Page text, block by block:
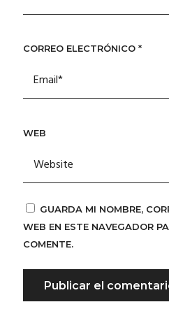
CORREO ELECTRÓNICO *
WEB
GUARDA MI NOMBRE,
WEB EN ESTE NAVEGADOR
COMENTE.